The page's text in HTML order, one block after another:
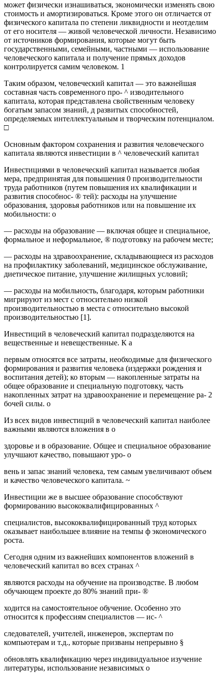
может физически изнашиваться, экономически изменять свою
стоимость и амортизироваться. Кроме этого он отличается от
физического капитала по степени ликвидности и неотделим
от его носителя — живой человеческой личности. Независимо
от источников формирования, которые могут быть
государственными, семейными, частными — использование
человеческого капитала и получение прямых доходов
контролируется самим человеком. 1
Таким образом, человеческий капитал — это важнейшая
составная часть современного про- ^ изводительного
капитала, которая представлена свойственным человеку
богатым запасом знаний, д развитых способностей,
определяемых интеллектуальным и творческим потенциалом.
□
Основным фактором сохранения и развития человеческого
капитала являются инвестиции в ^ человеческий капитал
Инвестициями в человеческий капитал называется любая
мера, предпринятая для повышения 0 производительности
труда работников (путем повышения их квалификации и
развития способнос- ® тей): расходы на улучшение
образования, здоровья работников или на повышение их
мобильности: о
— расходы на образование — включая общее и специальное,
формальное и неформальное, ® подготовку на рабочем месте;
— расходы на здравоохранение, складывающиеся из расходов
на профилактику заболеваний, медицинское обслуживание,
диетическое питание, улучшение жилищных условий;
— расходы на мобильность, благодаря, которым работники
мигрируют из мест с относительно низкой
производительностью в места с относительно высокой
производительностью [1].
Инвестиций в человеческий капитал подразделяются на
вещественные и невещественные. К а
первым относятся все затраты, необходимые для физического
формирования и развития человека (издержки рождения и
воспитания детей); ко вторым — накопленные затраты на
общее образование и специальную подготовку, часть
накопленных затрат на здравоохранение и перемещение ра- 2
бочей силы. о
Из всех видов инвестиций в человеческий капитал наиболее
важными являются вложения в о
здоровье и в образование. Общее и специальное образование
улучшают качество, повышают уро- о
вень и запас знаний человека, тем самым увеличивают объем
и качество человеческого капитала. ~
Инвестиции же в высшее образование способствуют
формированию высококвалифицированных ^
специалистов, высококвалифицированный труд которых
оказывает наибольшее влияние на темпы ф экономического
роста.
Сегодня одним из важнейших компонентов вложений в
человеческий капитал во всех странах ^
являются расходы на обучение на производстве. В любом
обучающем проекте до 80% знаний при- ®
ходится на самостоятельное обучение. Особенно это
относится к профессиям специалистов — ис- ^
следователей, учителей, инженеров, экспертам по
компьютерам и т.д., которые призваны непрерывно §
обновлять квалификацию через индивидуальное изучение
литературы, использование независимых о